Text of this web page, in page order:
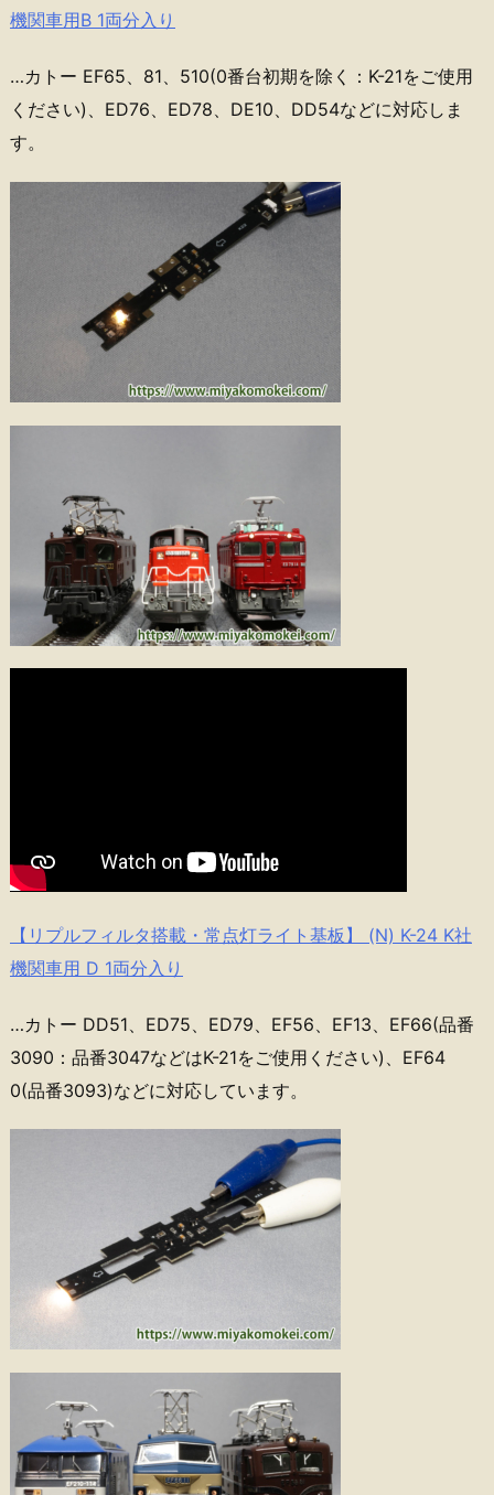
機関車用B 1両分入り
…カトー EF65、81、510(0番台初期を除く：K-21をご使用
ください)、ED76、ED78、DE10、DD54などに対応しま
す。
【リプルフィルタ搭載・常点灯ライト基板】 (N) K-24 K社
機関車用 D 1両分入り
…カトー DD51、ED75、ED79、EF56、EF13、EF66(品番
3090：品番3047などはK-21をご使用ください)、EF64
0(品番3093)などに対応しています。